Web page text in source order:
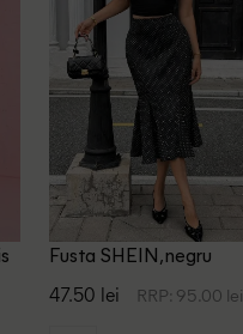
Fusta SHEIN, negru
47.50 lei RRP: 95.00 lei